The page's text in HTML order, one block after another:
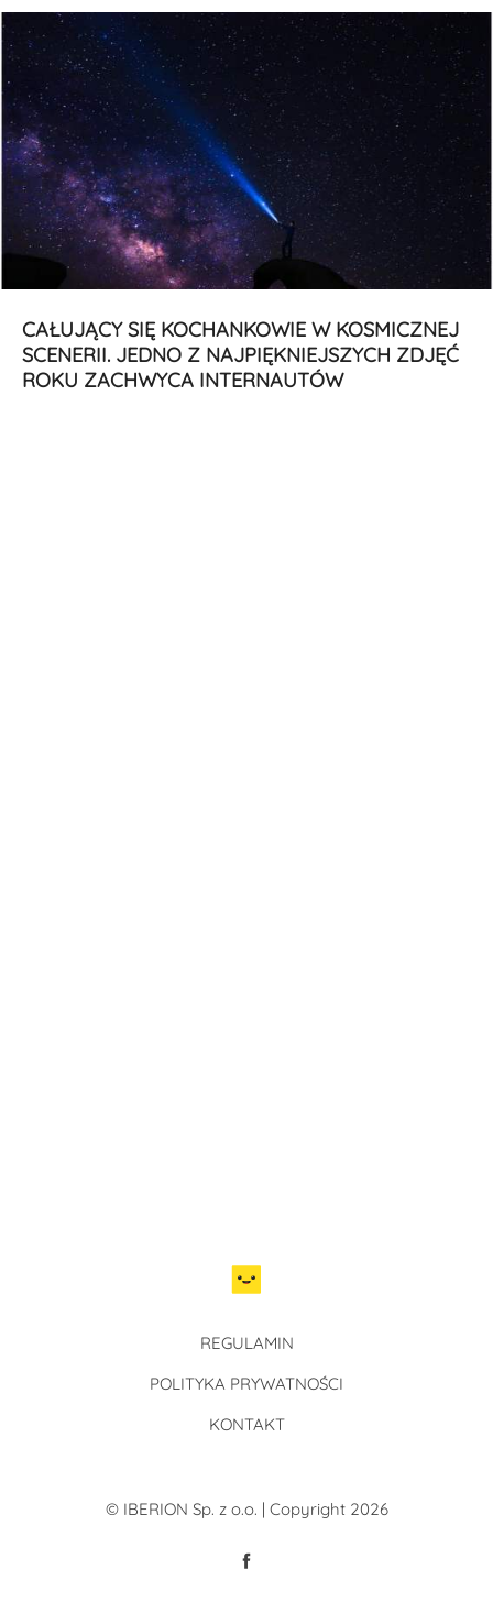
CAŁUJĄCY SIĘ KOCHANKOWIE W KOSMICZNEJ
SCENERII. JEDNO Z NAJPIĘKNIEJSZYCH ZDJĘĆ
ROKU ZACHWYCA INTERNAUTÓW
REGULAMIN
POLITYKA PRYWATNOŚCI
KONTAKT
© IBERION Sp. z o.o. | Copyright 2026